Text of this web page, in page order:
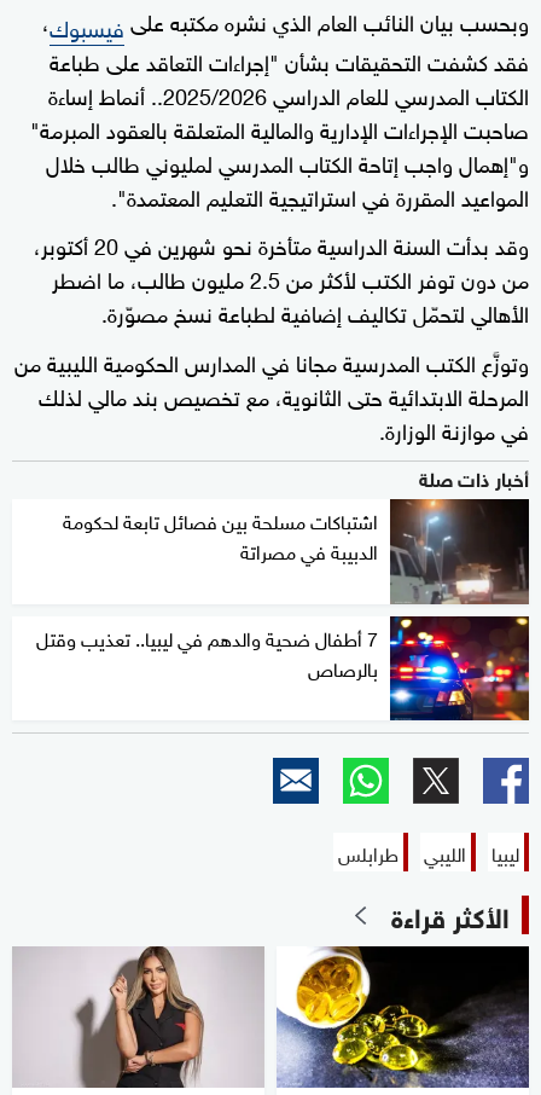
وبحسب بيان النائب العام الذي نشره مكتبه علىفيسبوك،
فقد كشفت التحقيقات بشأن "إجراءات التعاقد على طباعة
الكتاب المدرسي للعام الدراسي 2025/2026.. أنماط إساءة
صاحبت الإجراءات الإدارية والمالية المتعلقة بالعقود المبرمة"
و"إهمال واجب إتاحة الكتاب المدرسي لمليوني طالب خلال
المواعيد المقررة في استراتيجية التعليم المعتمدة".
وقد بدأت السنة الدراسية متأخرة نحو شهرين في 20 أكتوبر،
من دون توفر الكتب لأكثر من 2.5 مليون طالب، ما اضطر
الأهالي لتحمّل تكاليف إضافية لطباعة نسخ مصوّرة.
وتوزَّع الكتب المدرسية مجانا في المدارس الحكومية الليبية من
المرحلة الابتدائية حتى الثانوية، مع تخصيص بند مالي لذلك
في موازنة الوزارة.
أخبار ذات صلة
اشتباكات مسلحة بين فصائل تابعة لحكومة
الدبيبة في مصراتة
7 أطفال ضحية والدهم في ليبيا.. تعذيب وقتل
بالرصاص
ليبيا الليبي طرابلس
الأكثر قراءة